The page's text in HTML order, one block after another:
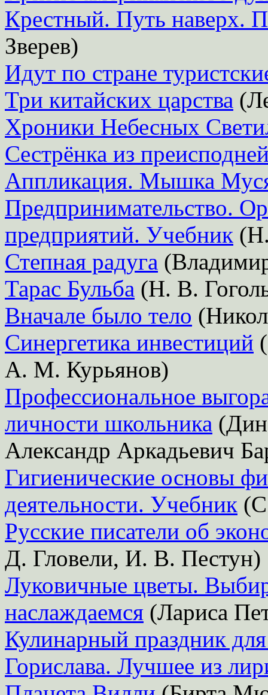
Крестный. Путь наверх.
Зверев)
Идут по стране
Три китайских царства
Хроники Небесных
Сестрёнка из
Аппликация. Мышка
Предпринимательство.
предприятий. Учебник
Степная радуга
Тарас Бульба (Н. В.
Вначале было тело
Синергетика инвестиций
А. М. Курьянов)
Профессиональное
личности школьника
Александр Аркадьевич
Гигиенические основы
деятельности. Учебник
Русские писатели об
Д. Гловели, И. В. Пестун)
Луковичные цветы.
наслаждаемся (Лариса
Кулинарный праздник
Горислава. Лучшее из